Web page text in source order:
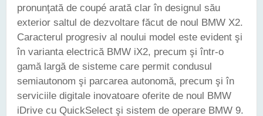
pronunţată de coupé arată clar în designul său
exterior saltul de dezvoltare făcut de noul BMW X2.
Caracterul progresiv al noului model este evident şi
în varianta electrică BMW iX2, precum şi într-o
gamă largă de sisteme care permit condusul
semiautonom şi parcarea autonomă, precum şi în
serviciile digitale inovatoare oferite de noul BMW
iDrive cu QuickSelect şi sistem de operare BMW 9.